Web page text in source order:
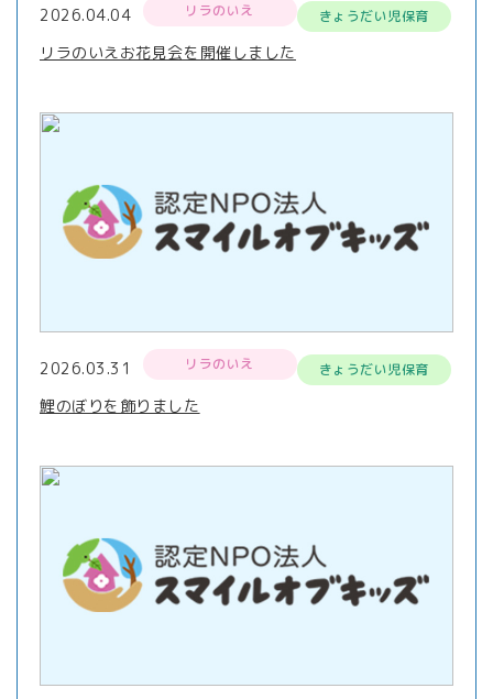
2026.04.04 リラのいえ きょうだい児保育
リラのいえお花見会を開催しました
2026.03.31 リラのいえ きょうだい児保育
鯉のぼりを飾りました